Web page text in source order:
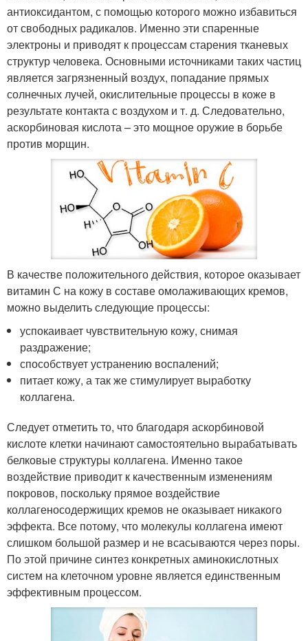
антиоксидантом, с помощью которого можно избавиться
от свободных радикалов. Именно эти спаренные
электроны и приводят к процессам старения тканевых
структур человека. Основными источниками таких частиц
является загрязненный воздух, попадание прямых
солнечных лучей, окислительные процессы в коже в
результате контакта с воздухом и т. д. Следовательно,
аскорбиновая кислота – это мощное оружие в борьбе
против морщин.
В качестве положительного действия, которое оказывает
витамин С на кожу в составе омолаживающих кремов,
можно выделить следующие процессы:
успокаивает чувствительную кожу, снимая
раздражение;
способствует устранению воспалений;
питает кожу, а так же стимулирует выработку
коллагена.
Следует отметить то, что благодаря аскорбиновой
кислоте клетки начинают самостоятельно вырабатывать
белковые структуры коллагена. Именно такое
воздействие приводит к качественным изменениям
покровов, поскольку прямое воздействие
коллагеносодержищих кремов не оказывает никакого
эффекта. Все потому, что молекулы коллагена имеют
слишком большой размер и не всасываются через поры.
По этой причине синтез конкретных аминокислотных
систем на клеточном уровне является единственным
эффективным процессом.